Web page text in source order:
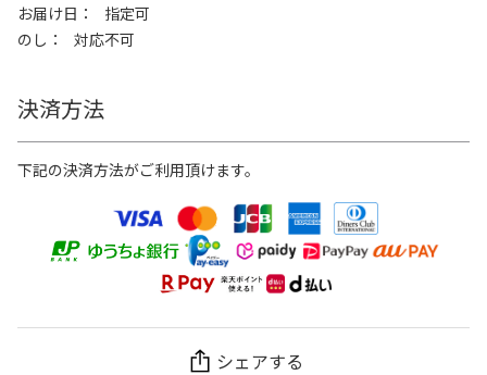
お届け日
指定可
のし
対応不可
決済方法
下記の決済方法がご利用頂けます。
シェアする